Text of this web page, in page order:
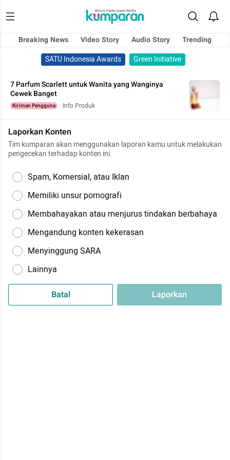
Breaking News Video Story Audio Story
Trending
SATU Indonesia Awards
Green Initiative
7 Parfum Scarlett untuk Wanita yang Wanginya
Cewek Banget
Kiriman Pengguna Info Produk
Laporkan Konten
Tim kumparan akan menggunakan laporan kamu untuk melakukan
pengecekan terhadap konten ini.
Spam, Komersial, atau Iklan
Memiliki unsur pornografi
Membahayakan atau menjurus tindakan berbahaya
Mengandung konten kekerasan
Menyinggung SARA
Lainnya
Batal Laporkan